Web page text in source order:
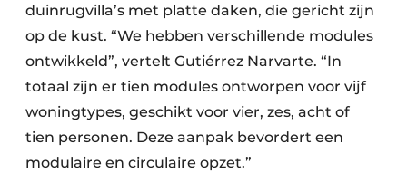
duinrugvilla’s met platte daken, die gericht zijn
op de kust. “We hebben verschillende modules
ontwikkeld”, vertelt Gutiérrez Narvarte. “In
totaal zijn er tien modules ontworpen voor vijf
woningtypes, geschikt voor vier, zes, acht of
tien personen. Deze aanpak bevordert een
modulaire en circulaire opzet.”